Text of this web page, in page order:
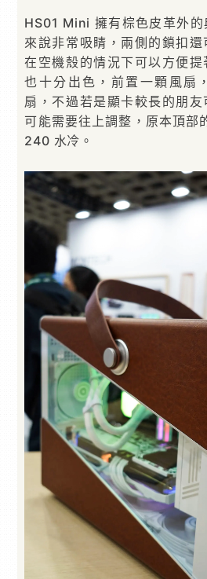
HS01 Mini 擁有棕色皮革外
來說非常吸睛，兩側的鎖扣
在空機殼的情況下可以方便
也十分出色，前置一顆風扇
扇，不過若是顯卡較長的朋
可能需要往上調整，原本頂
240 水冷。